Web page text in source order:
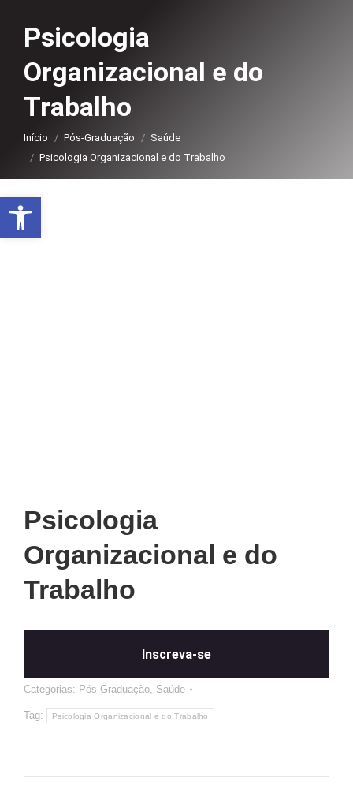
Psicologia
Organizacional e do
Trabalho
Você está aqui:
Início Pós-Graduação
Saúde
Psicologia Organizacional e do Trabalho
Psicologia
Organizacional e do
Trabalho
Inscreva-se
Categorias: Pós-Graduação, Saúde
Tag: Psicologia Organizacional e do Trabalho
Abrir a barra de ferramentas